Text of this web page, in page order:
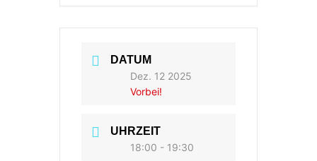
DATUM
Dez. 12 2025
Vorbei!
UHRZEIT
18:00 - 19:30